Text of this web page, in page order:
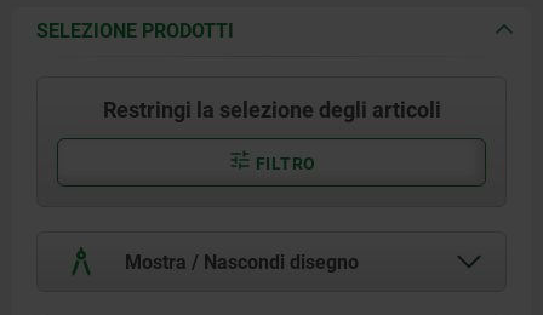
SELEZIONE PRODOTTI
Restringi la selezione degli articoli
FILTRO
Mostra / Nascondi disegno